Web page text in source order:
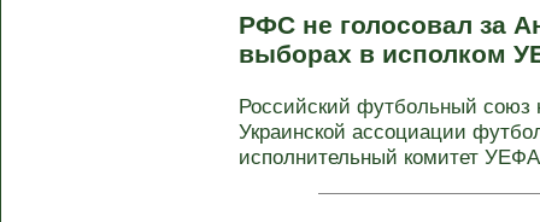
РФС не голосовал за
выборах в исполком
Российский футбольный союз
Украинской ассоциации
исполнительный комитет